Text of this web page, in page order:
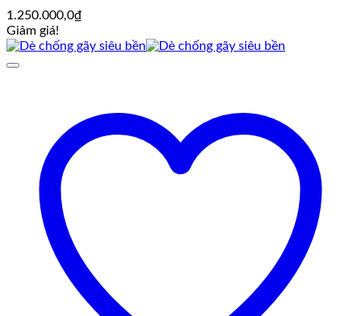
1.250.000,0₫
Giảm giá!